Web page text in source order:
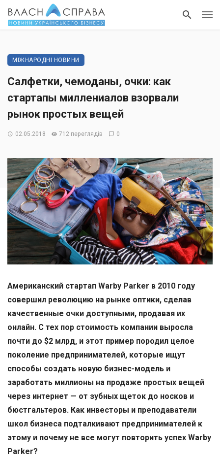
МІЖНАРОДНІ НОВИНИ
Салфетки, чемоданы, очки: как
стартапы миллениалов взорвали
рынок простых вещей
02.05.2018 712 переглядів 0
Американский стартап Warby Parker в 2010 году
совершил революцию на рынке оптики, сделав
качественные очки доступными, продавая их
онлайн. С тех пор стоимость компании выросла
почти до $2 млрд, и этот пример породил целое
поколение предпринимателей, которые ищут
способы создать новую бизнес-модель и
заработать миллионы на продаже простых вещей
через интернет — от зубных щеток до носков и
бюстгальтеров. Как инвесторы и преподаватели
школ бизнеса подталкивают предпринимателей к
этому и почему не все могут повторить успех Warby
Parker?